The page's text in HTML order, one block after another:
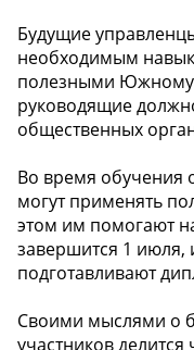
Будущие
необходимым
полезными Южному
руководящие
общественных
Во время обучения
могут применять
этом им помогают
завершится 1 июля,
подготавливают
Своими мыслями о
участников